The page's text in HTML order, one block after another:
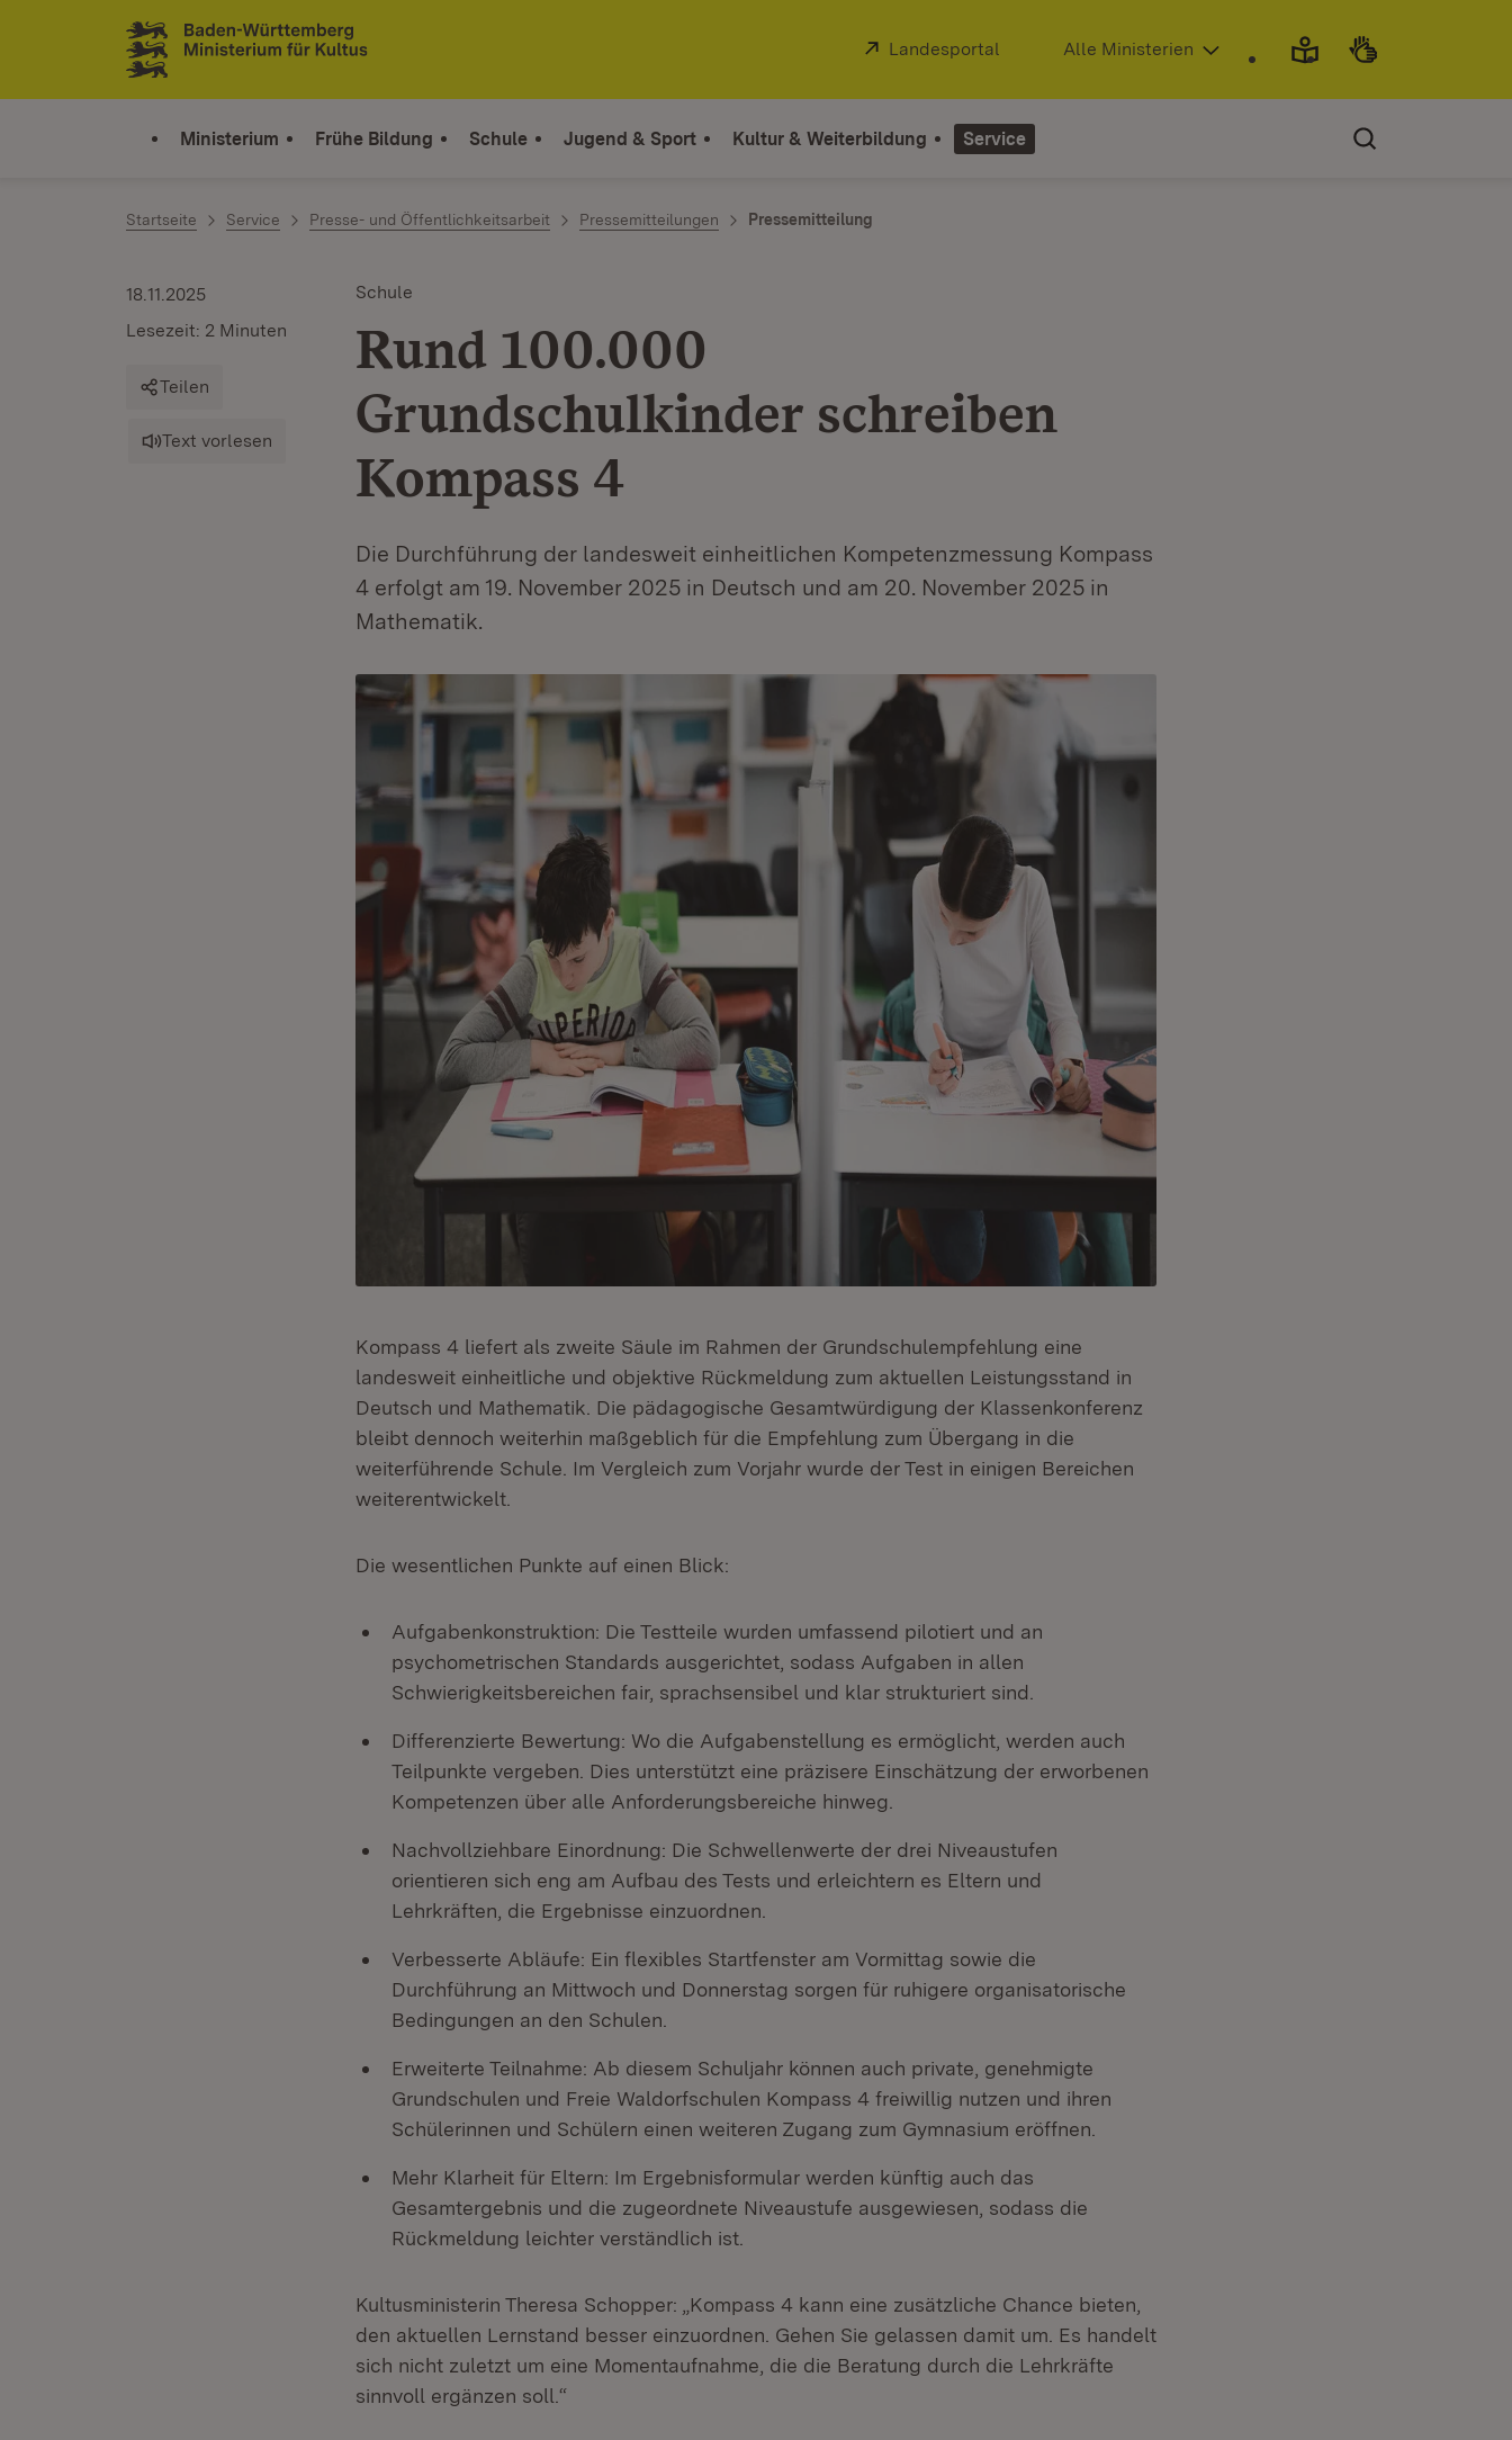
Zum Inhalt springen
Link zur Startseite
Extern:
Landesportal (Öffnet in neuem Fenster)
Alle Ministerien
Ministerium Frühe Bildung Schule Jugend & Sport Kultur & Weiterbildung Service
Startseite Service Presse- und Öffentlichkeitsarbeit Pressemitteilungen Pressemitteilung
Schule
Rund 100.000
Grundschulkinder schreiben
Kompass 4
Die Durchführung der landesweit einheitlichen Kompetenzmessung Kompass
4 erfolgt am 19. November 2025 in Deutsch und am 20. November 2025 in
Mathematik.
18.11.2025
Lesezeit: 2 Minuten
Teilen
Text vorlesen
Kompass 4 liefert als zweite Säule im Rahmen der Grundschulempfehlung eine
landesweit einheitliche und objektive Rückmeldung zum aktuellen Leistungsstand in
Deutsch und Mathematik. Die pädagogische Gesamtwürdigung der Klassenkonferenz
bleibt dennoch weiterhin maßgeblich für die Empfehlung zum Übergang in die
weiterführende Schule. Im Vergleich zum Vorjahr wurde der Test in einigen Bereichen
weiterentwickelt.
Die wesentlichen Punkte auf einen Blick:
Aufgabenkonstruktion: Die Testteile wurden umfassend pilotiert und an
psychometrischen Standards ausgerichtet, sodass Aufgaben in allen
Schwierigkeitsbereichen fair, sprachsensibel und klar strukturiert sind.
Differenzierte Bewertung: Wo die Aufgabenstellung es ermöglicht, werden auch
Teilpunkte vergeben. Dies unterstützt eine präzisere Einschätzung der erworbenen
Kompetenzen über alle Anforderungsbereiche hinweg.
Nachvollziehbare Einordnung: Die Schwellenwerte der drei Niveaustufen
orientieren sich eng am Aufbau des Tests und erleichtern es Eltern und
Lehrkräften, die Ergebnisse einzuordnen.
Verbesserte Abläufe: Ein flexibles Startfenster am Vormittag sowie die
Durchführung an Mittwoch und Donnerstag sorgen für ruhigere organisatorische
Bedingungen an den Schulen.
Erweiterte Teilnahme: Ab diesem Schuljahr können auch private, genehmigte
Grundschulen und Freie Waldorfschulen Kompass 4 freiwillig nutzen und ihren
Schülerinnen und Schülern einen weiteren Zugang zum Gymnasium eröffnen.
Mehr Klarheit für Eltern: Im Ergebnisformular werden künftig auch das
Gesamtergebnis und die zugeordnete Niveaustufe ausgewiesen, sodass die
Rückmeldung leichter verständlich ist.
Kultusministerin Theresa Schopper: „Kompass 4 kann eine zusätzliche Chance bieten,
den aktuellen Lernstand besser einzuordnen. Gehen Sie gelassen damit um. Es handelt
sich nicht zuletzt um eine Momentaufnahme, die die Beratung durch die Lehrkräfte
sinnvoll ergänzen soll.“